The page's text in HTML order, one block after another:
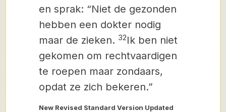
en sprak: “Niet de gezonden
hebben een dokter nodig
maar de zieken. 32Ik ben niet
gekomen om rechtvaardigen
te roepen maar zondaars,
opdat ze zich bekeren.”
New Revised Standard Version Updated